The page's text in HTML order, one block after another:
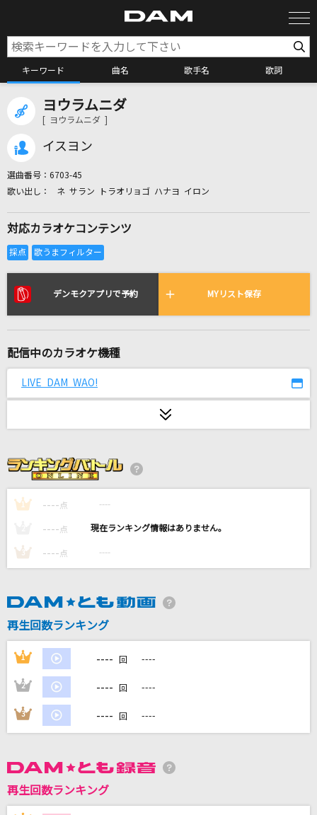
キーワード 曲名 歌手名 歌詞
リアルタイムで歌われている曲の一覧
なんでもないよ、
Vou Festejar [ヴォウ フェステジャール]
セーラー服と機関銃
薬師丸ひろ子
T.M.Revolution
FACT
ピエロ
B'z
準透明少年
ヨルシカ
風
[生音]イチブトゼンブ
ヨウラムニダ
[ ヨウラムニダ ]
イスヨン
選曲番号： 6703-45
ネ サラン トラオリョゴ ハナヨ イロン
対応カラオケコンテンツ
デンモクアプリで予約 MYリスト保存
配信中のカラオケ機種
LIVE DAM WAO!
1 ---- 点 ----
---- 点 ----
3 ---- 点 ----
再生回数ランキング
1 ---- 回 ----
2 ---- 回 ----
3 ---- 回 ----
再生回数ランキング